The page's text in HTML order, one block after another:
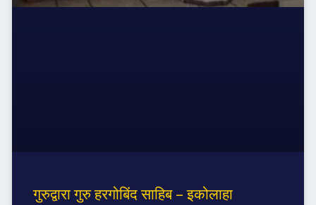
गुरुद्वारा गुरु हरगोबिंद साहिब – इकोलाहा